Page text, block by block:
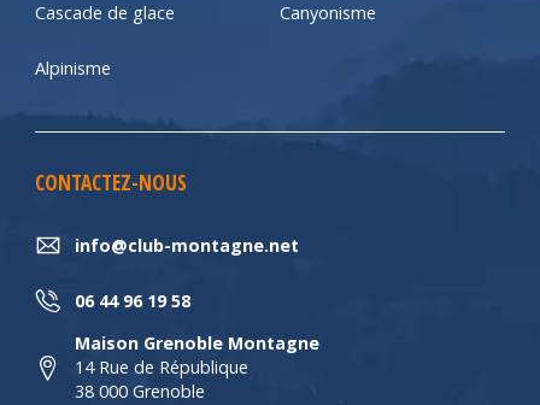
Cascade de glace Canyonisme
Alpinisme
CONTACTEZ-NOUS
info@club-montagne.net
06 44 96 19 58
Maison Grenoble Montagne
14 Rue de République
38 000 Grenoble